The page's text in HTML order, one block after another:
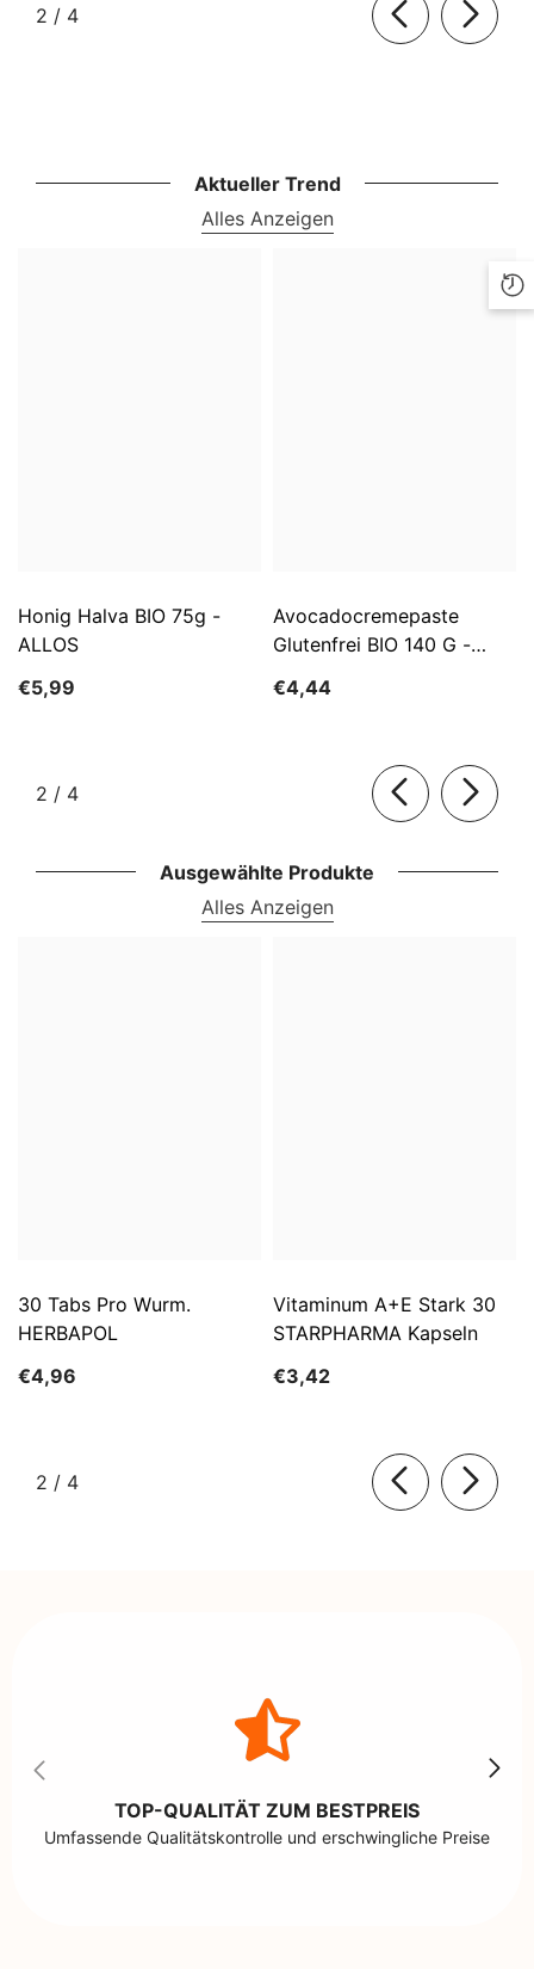
2 / von
4
Aktueller Trend
Alles Anzeigen
Honig Halva BIO 75g -
ALLOS
€5,99
Avocadocremepaste
Glutenfrei BIO 140 G -
€4,44
2 / von
4
Ausgewählte Produkte
Alles Anzeigen
30 Tabs Pro Wurm.
HERBAPOL
€4,96
Vitaminum A+E Stark 30
STARPHARMA Kapseln
€3,42
2 / von
4
TOP-QUALITÄT ZUM BESTPREIS
Umfassende Qualitätskontrolle und erschwingliche Preise